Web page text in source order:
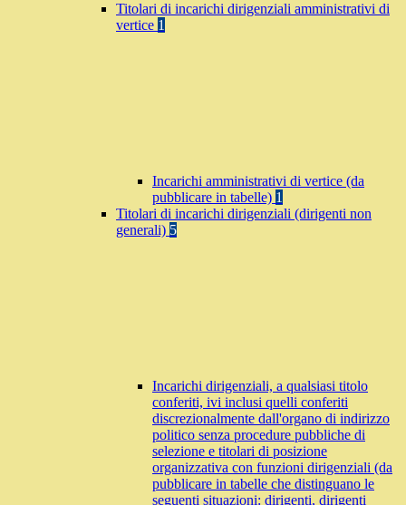
Titolari di incarichi dirigenziali amministrativi di
vertice 1
Incarichi amministrativi di vertice (da
pubblicare in tabelle) 1
Titolari di incarichi dirigenziali (dirigenti non
generali) 5
Incarichi dirigenziali, a qualsiasi titolo
conferiti, ivi inclusi quelli conferiti
discrezionalmente dall'organo di indirizzo
politico senza procedure pubbliche di
selezione e titolari di posizione
organizzativa con funzioni dirigenziali (da
pubblicare in tabelle che distinguano le
seguenti situazioni: dirigenti, dirigenti